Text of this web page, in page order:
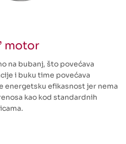
motor
na bubanj, što povećava
i buku time povećava
energetsku efikasnost jer nema
kao kod standardnih